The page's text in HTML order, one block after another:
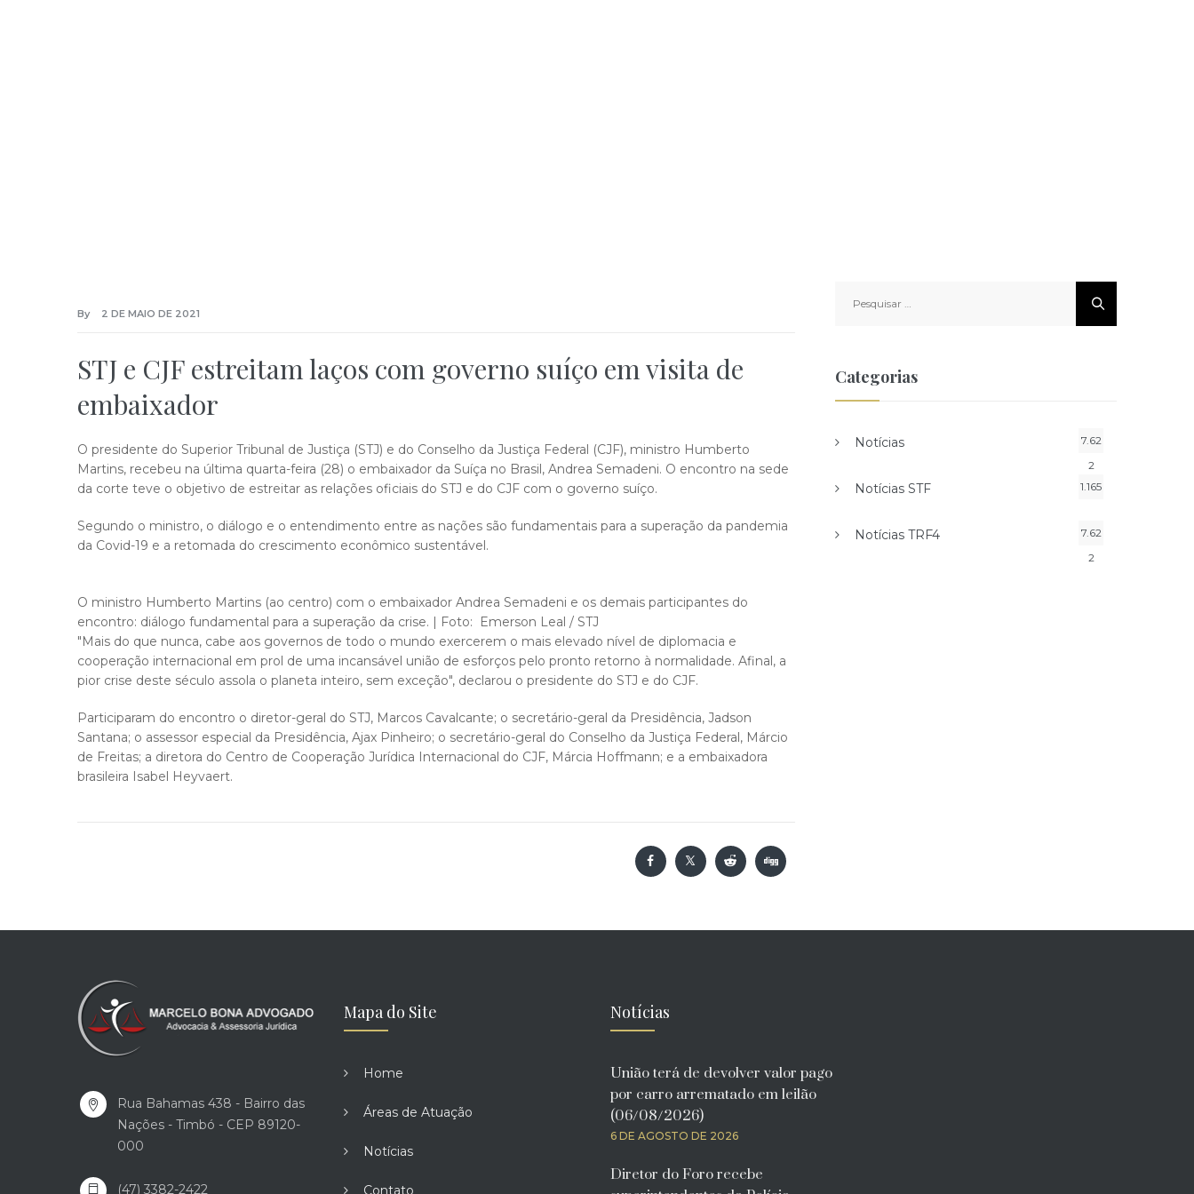
By 2 DE MAIO DE 2021
STJ e CJF estreitam laços com governo suíço em visita de
embaixador
O presidente do Superior Tribunal de Justiça (STJ) e do Conselho da Justiça Federal (CJF), ministro Humberto
Martins, recebeu na última quarta-feira (28) o embaixador da Suíça no Brasil, Andrea Semadeni. O encontro na sede
da corte teve o objetivo de estreitar as relações oficiais do STJ e do CJF com o governo suíço.
Segundo o ministro, o diálogo e o entendimento entre as nações são fundamentais para a superação da pandemia
da Covid-19 e a retomada do crescimento econômico sustentável.
​O ministro Humberto Martins (ao centro) com o embaixador Andrea Semadeni e os demais participantes do
encontro: diálogo fundamental para a superação da crise. | Foto: Emerson Leal / STJ​
"Mais do que nunca, cabe aos governos de todo o mundo exercerem o mais elevado nível de diplomacia e
cooperação internacional em prol de uma incansável união de esforços pelo pronto retorno à normalidade. Afinal, a
pior crise deste século assola o planeta inteiro, sem exceção", declarou o presidente do STJ e do CJF.
Participaram do encontro o diretor-geral do STJ, Marcos Cavalcante; o secretário-geral da Presidência, Jadson
Santana; o assessor especial da Presidência, Ajax Pinheiro; o secretário-geral do Conselho da Justiça Federal, Márcio
de Freitas; a diretora do Centro de Cooperação Jurídica Internacional do CJF, Márcia Hoffmann; e a embaixadora
brasileira Isabel Heyvaert.​
por:
Categorias
Notícias
7.62
2
Notícias STF 1.165
Notícias TRF4
7.62
2
Rua Bahamas 438 - Bairro das
Nações - Timbó - CEP 89120-
000
(47) 3382-2422
Mapa do Site
Home
Áreas de Atuação
Notícias
Contato
Notícias
União terá de devolver valor pago
por carro arrematado em leilão
(06/08/2026)
6 DE AGOSTO DE 2026
Diretor do Foro recebe